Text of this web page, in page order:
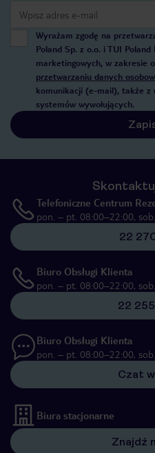
Wyrażam zgodę na
Poland Sp. z o.o. i TUI
marketingowych, w zakresie
przetwarzaniu danych
komunikacji (e-mail), także z
systemów wywołujących.
Telefoniczne Centrum
pon. – pt. 08:00–22:00,
22
Biuro Obsługi Klienta
pon. – pt. 08:00–22:00,
22
Biuro Obsługi Klienta
pon. – pt. 08:00–22:00,
Czat
Biura stacjonarne
Znajdź